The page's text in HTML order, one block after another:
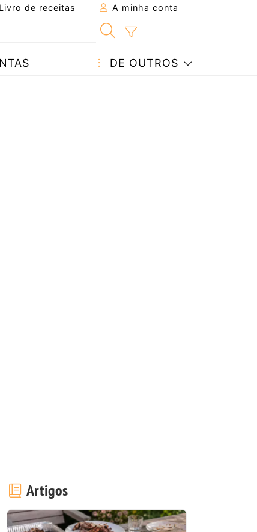
Livro de receitas A minha conta
DE OUTROS
a um amigo
páginao autor da receita
esta receita? Compartilhe
Artigos